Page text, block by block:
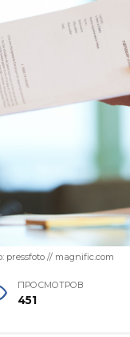
pressfoto // magnific.com
ПРОСМОТРОВ
451